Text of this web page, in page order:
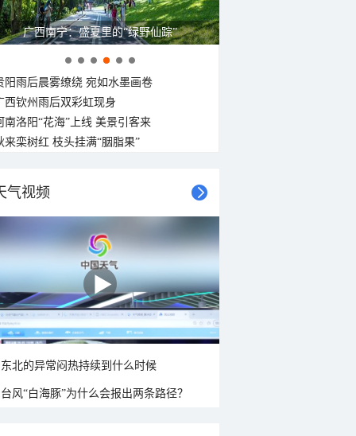
广西南宁：盛夏里的“绿野仙踪”
阳雨后晨雾缭绕 宛如水墨画卷
西钦州雨后双彩虹现身
南洛阳“花海”上线 美景引客来
来栾树红 枝头挂满“胭脂果”
气视频
东北的异常闷热持续到什么时候
台风“白海豚”为什么会报出两条路径？